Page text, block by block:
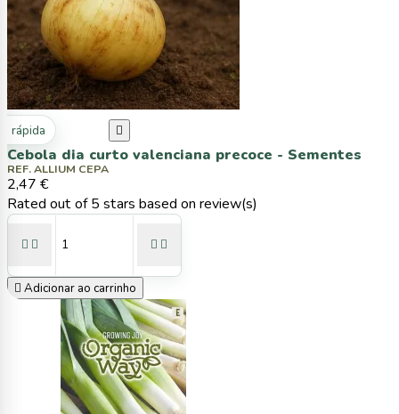
rápida 
Cebola dia curto valenciana precoce - Sementes
REF. ALLIUM CEPA
2,47 €
Rated out of 5 stars based on review(s)
   
 Adicionar ao carrinho